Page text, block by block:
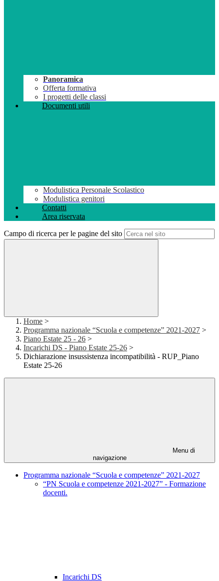
Panoramica
Offerta formativa
I progetti delle classi
Documenti utili
Modulistica Personale Scolastico
Modulistica genitori
Contatti
Area riservata
Campo di ricerca per le pagine del sito
Home >
Programma nazionale “Scuola e competenze” 2021-2027 >
Piano Estate 25 - 26 >
Incarichi DS - Piano Estate 25-26 >
Dichiarazione insussistenza incompatibilità - RUP_Piano
Estate 25-26
Menu di
navigazione
Programma nazionale “Scuola e competenze” 2021-2027
“PN Scuola e competenze 2021-2027” - Formazione
docenti.
Incarichi DS